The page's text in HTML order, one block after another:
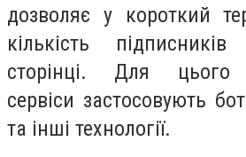
дозволяє у короткий
кількість
сторінці. Для цього
сервіси застосовують
та інші технології.